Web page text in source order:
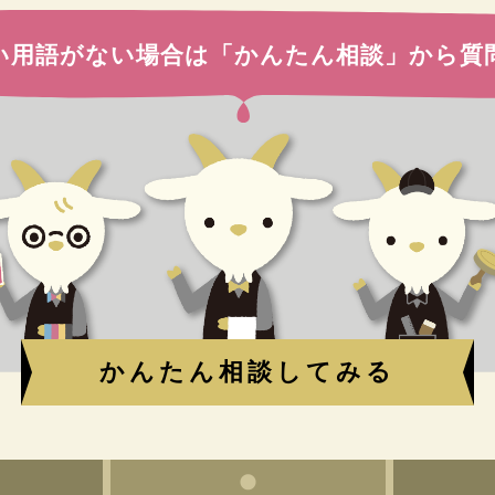
用語がない場合は 「かんたん相談」から質
かんたん相談してみる